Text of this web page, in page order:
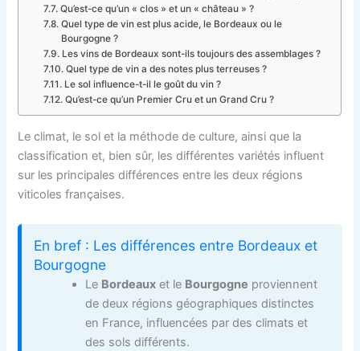
Qu’est-ce qu’un « clos » et un « château » ?
Quel type de vin est plus acide, le Bordeaux ou le
Bourgogne ?
Les vins de Bordeaux sont-ils toujours des assemblages ?
Quel type de vin a des notes plus terreuses ?
Le sol influence-t-il le goût du vin ?
Qu’est-ce qu’un Premier Cru et un Grand Cru ?
Le climat, le sol et la méthode de culture, ainsi que la
classification et, bien sûr, les différentes variétés influent
sur les principales différences entre les deux régions
viticoles françaises.
En bref : Les différences entre Bordeaux et
Bourgogne
Le Bordeaux et le Bourgogne proviennent
de deux régions géographiques distinctes
en France, influencées par des climats et
des sols différents.